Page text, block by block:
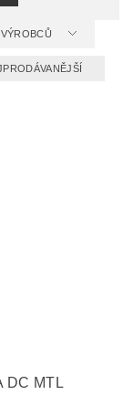
DC MTL